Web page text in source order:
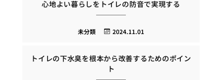
心地よい暮らしをトイレの防音で実現する
2024.11.01
未分類
トイレの下水臭を根本から改善するためのポイン
ト